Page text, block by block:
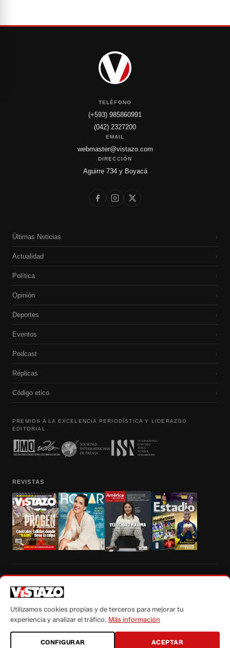
TELÉFONO
(+593) 985860991
(042) 2327200
EMAIL
webmaster@vistazo.com
DIRECCIÓN
Aguirre 734 y Boyacá
Últimas Noticias ›
Actualidad ›
Política ›
Opinión ›
Deportes ›
Eventos ›
Podcast ›
Réplicas ›
Código etico ›
PREMIOS A LA EXCELENCIA PERIODÍSTICA Y LIDERAZGO
EDITORIAL
REVISTAS
autorización escrita de su titular, de todos los contenidos de Vistazo.com.
Utilizamos cookies propias y de terceros para mejorar tu
experiencia y analizar el tráfico. Más información
CONFIGURAR ACEPTAR